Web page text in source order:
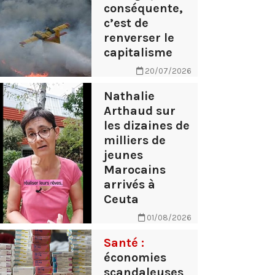
conséquente,
c’est de
renverser le
capitalisme
20/07/2026
Nathalie
Arthaud sur
les dizaines de
milliers de
jeunes
Marocains
arrivés à
Ceuta
01/08/2026
Santé :
économies
scandaleuses